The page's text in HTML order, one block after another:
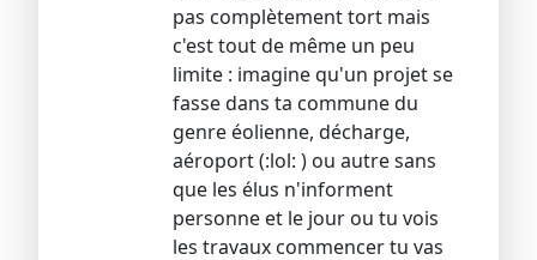
pas complètement tort mais
c'est tout de même un peu
limite : imagine qu'un projet se
fasse dans ta commune du
genre éolienne, décharge,
aéroport (:lol: ) ou autre sans
que les élus n'informent
personne et le jour ou tu vois
les travaux commencer tu vas